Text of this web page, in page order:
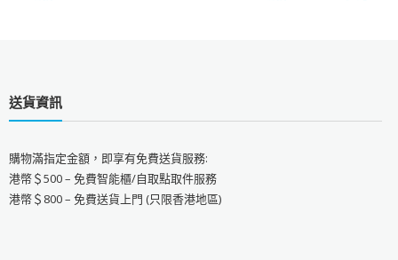
送貨資訊
購物滿指定金額，即享有免費送貨服務:
港幣＄500 – 免費智能櫃/自取點取件服務
港幣＄800 – 免費送貨上門 (只限香港地區)